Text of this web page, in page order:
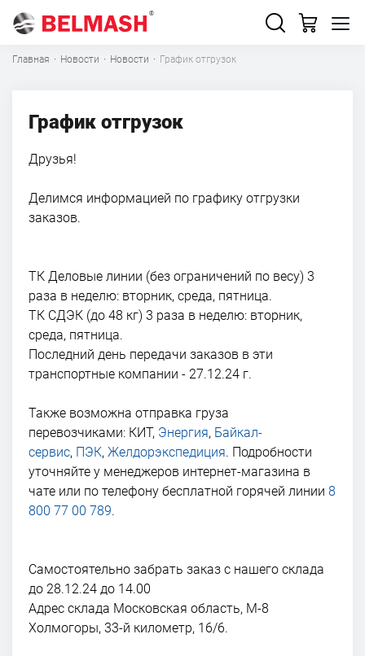
Главная · Новости · Новости · График отгрузок
График отгрузок
Друзья!
Делимся информацией по графику отгрузки
заказов.
ТК Деловые линии (без ограничений по весу) 3
раза в неделю: вторник, среда, пятница.
ТК СДЭК (до 48 кг) 3 раза в неделю: вторник,
среда, пятница.
Последний день передачи заказов в эти
транспортные компании - 27.12.24 г.
Также возможна отправка груза
перевозчиками: КИТ, Энергия, Байкал-
сервис, ПЭК, Желдорэкспедиция. Подробности
уточняйте у менеджеров интернет-магазина в
чате или по телефону бесплатной горячей линии 8
800 77 00 789.
Самостоятельно забрать заказ с нашего склада
до 28.12.24 до 14.00
Адрес склада Московская область, М-8
Холмогоры, 33-й километр, 16/6.